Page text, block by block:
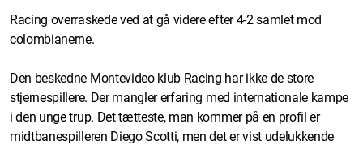
Racing overraskede ved at gå videre efter 4-2 samlet mod
colombianerne.
Den beskedne Montevideo klub Racing har ikke de store
stjernespillere. Der mangler erfaring med internationale kampe
i den unge trup. Det tætteste, man kommer på en profil er
midtbanespilleren Diego Scotti, men det er vist udelukkende